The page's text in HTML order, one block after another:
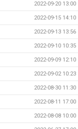
2022-09-20 13:00
2022-09-15 14:10
2022-09-13 13:56
2022-09-10 10:35
2022-09-09 12:10
2022-09-02 10:23
2022-08-30 11:30
2022-08-11 17:00
2022-08-08 10:00